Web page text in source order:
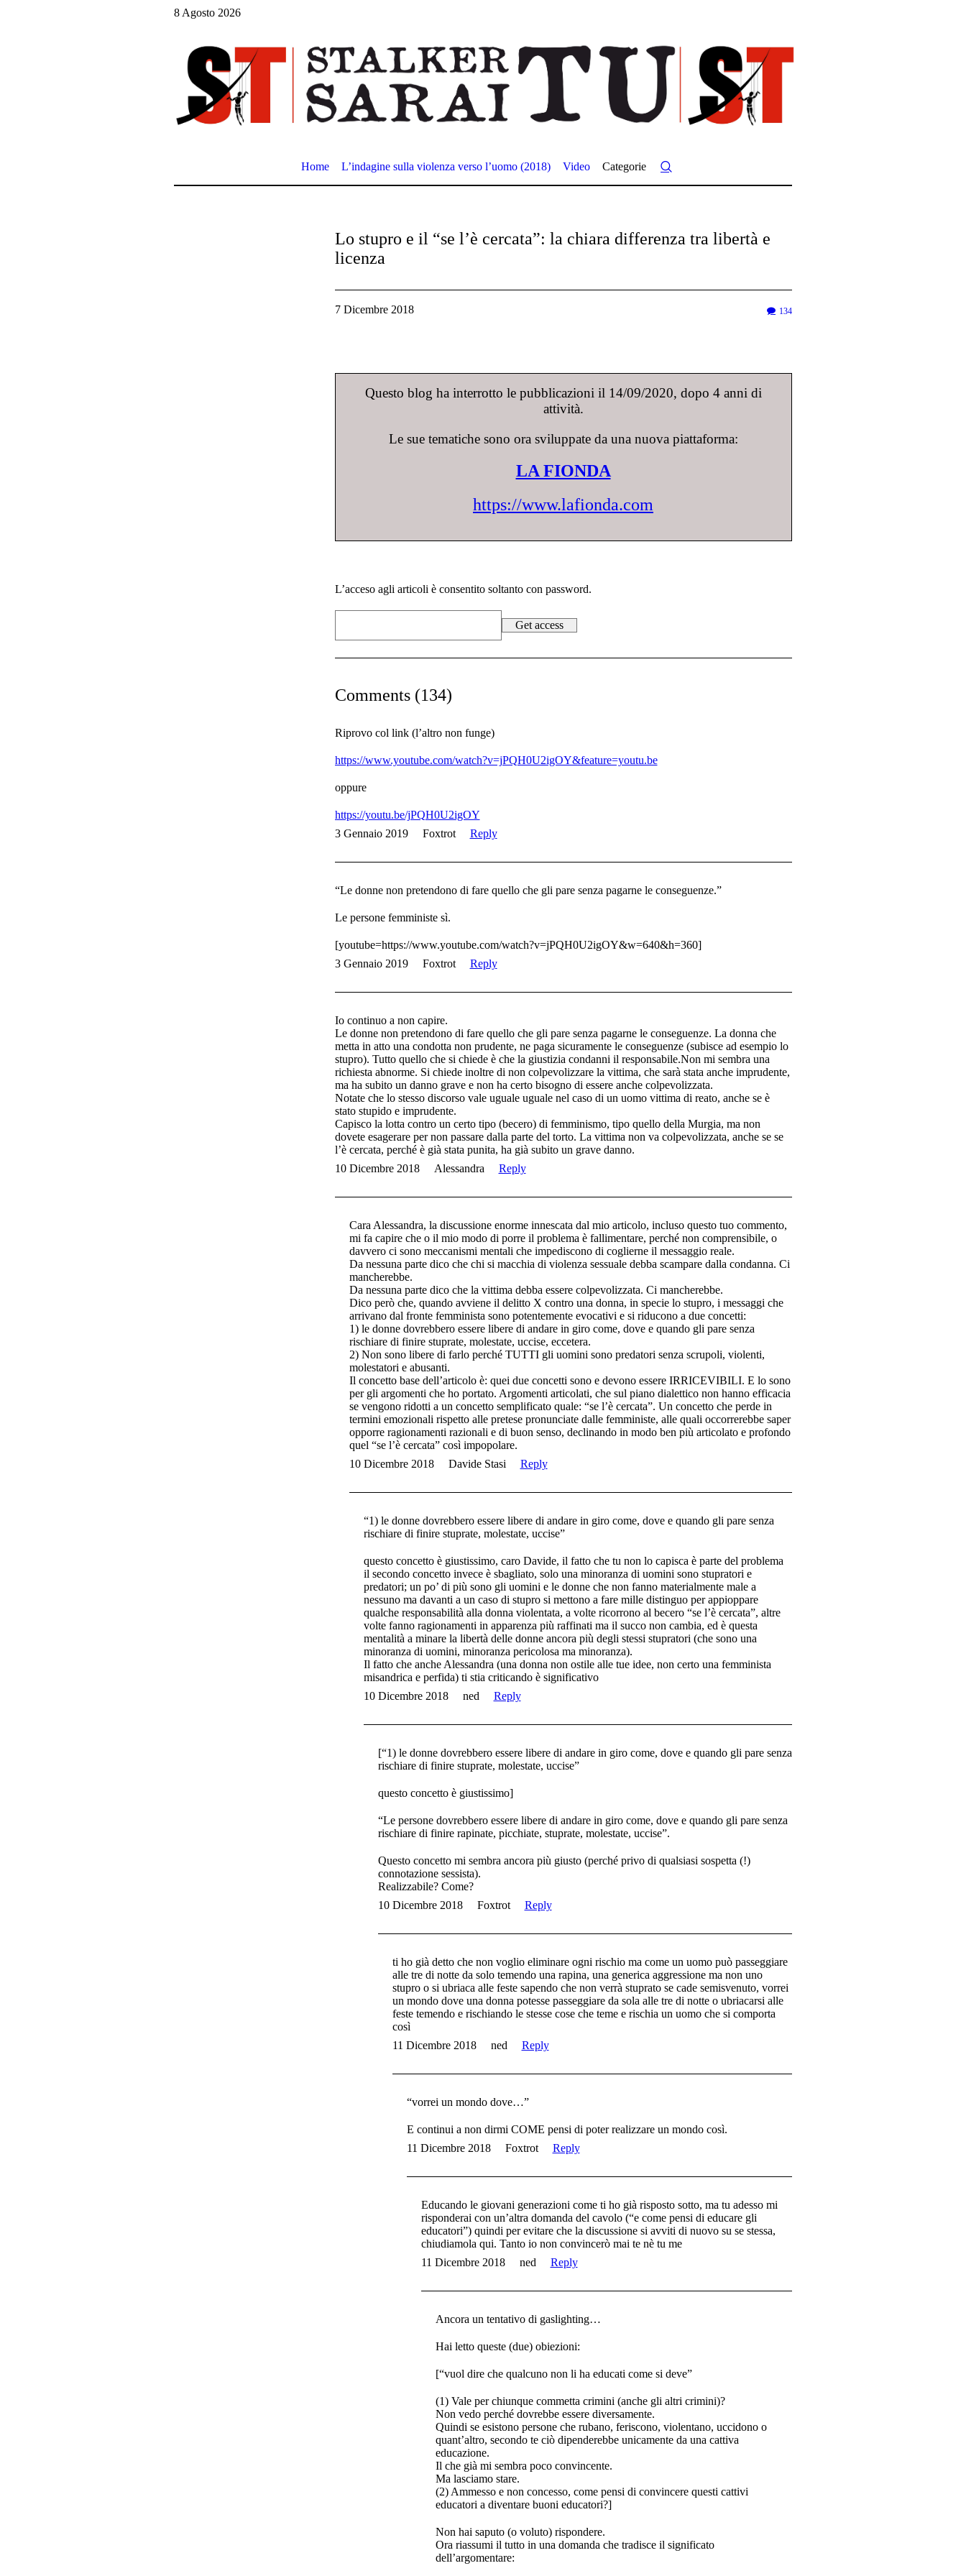
8 Agosto 2026
Home L’indagine sulla violenza verso l’uomo (2018) Video Categorie
Lo stupro e il “se l’è cercata”: la chiara differenza tra libertà e
licenza
7 Dicembre 2018 134
Questo blog ha interrotto le pubblicazioni il 14/09/2020, dopo 4 anni di
attività.
Le sue tematiche sono ora sviluppate da una nuova piattaforma:
LA FIONDA
https://www.lafionda.com
L’acceso agli articoli è consentito soltanto con password.
Comments (134)
Riprovo col link (l’altro non funge)
https://www.youtube.com/watch?v=jPQH0U2igOY&feature=youtu.be
oppure
https://youtu.be/jPQH0U2igOY
3 Gennaio 2019
Foxtrot Reply
“Le donne non pretendono di fare quello che gli pare senza pagarne le conseguenze.”
Le persone femministe sì.
[youtube=https://www.youtube.com/watch?v=jPQH0U2igOY&w=640&h=360]
3 Gennaio 2019
Foxtrot Reply
Io continuo a non capire.
Le donne non pretendono di fare quello che gli pare senza pagarne le conseguenze. La donna che
metta in atto una condotta non prudente, ne paga sicuramente le conseguenze (subisce ad esempio lo
stupro). Tutto quello che si chiede è che la giustizia condanni il responsabile.Non mi sembra una
richiesta abnorme. Si chiede inoltre di non colpevolizzare la vittima, che sarà stata anche imprudente,
ma ha subito un danno grave e non ha certo bisogno di essere anche colpevolizzata.
Notate che lo stesso discorso vale uguale uguale nel caso di un uomo vittima di reato, anche se è
stato stupido e imprudente.
Capisco la lotta contro un certo tipo (becero) di femminismo, tipo quello della Murgia, ma non
dovete esagerare per non passare dalla parte del torto. La vittima non va colpevolizzata, anche se se
l’è cercata, perché è già stata punita, ha già subito un grave danno.
10 Dicembre 2018
Alessandra Reply
Cara Alessandra, la discussione enorme innescata dal mio articolo, incluso questo tuo commento,
mi fa capire che o il mio modo di porre il problema è fallimentare, perché non comprensibile, o
davvero ci sono meccanismi mentali che impediscono di coglierne il messaggio reale.
Da nessuna parte dico che chi si macchia di violenza sessuale debba scampare dalla condanna. Ci
mancherebbe.
Da nessuna parte dico che la vittima debba essere colpevolizzata. Ci mancherebbe.
Dico però che, quando avviene il delitto X contro una donna, in specie lo stupro, i messaggi che
arrivano dal fronte femminista sono potentemente evocativi e si riducono a due concetti:
1) le donne dovrebbero essere libere di andare in giro come, dove e quando gli pare senza
rischiare di finire stuprate, molestate, uccise, eccetera.
2) Non sono libere di farlo perché TUTTI gli uomini sono predatori senza scrupoli, violenti,
molestatori e abusanti.
Il concetto base dell’articolo è: quei due concetti sono e devono essere IRRICEVIBILI. E lo sono
per gli argomenti che ho portato. Argomenti articolati, che sul piano dialettico non hanno efficacia
se vengono ridotti a un concetto semplificato quale: “se l’è cercata”. Un concetto che perde in
termini emozionali rispetto alle pretese pronunciate dalle femministe, alle quali occorrerebbe saper
opporre ragionamenti razionali e di buon senso, declinando in modo ben più articolato e profondo
quel “se l’è cercata” così impopolare.
10 Dicembre 2018
Davide Stasi Reply
“1) le donne dovrebbero essere libere di andare in giro come, dove e quando gli pare senza
rischiare di finire stuprate, molestate, uccise”
questo concetto è giustissimo, caro Davide, il fatto che tu non lo capisca è parte del problema
il secondo concetto invece è sbagliato, solo una minoranza di uomini sono stupratori e
predatori; un po’ di più sono gli uomini e le donne che non fanno materialmente male a
nessuno ma davanti a un caso di stupro si mettono a fare mille distinguo per appioppare
qualche responsabilità alla donna violentata, a volte ricorrono al becero “se l’è cercata”, altre
volte fanno ragionamenti in apparenza più raffinati ma il succo non cambia, ed è questa
mentalità a minare la libertà delle donne ancora più degli stessi stupratori (che sono una
minoranza di uomini, minoranza pericolosa ma minoranza).
Il fatto che anche Alessandra (una donna non ostile alle tue idee, non certo una femminista
misandrica e perfida) ti stia criticando è significativo
10 Dicembre 2018
ned Reply
[“1) le donne dovrebbero essere libere di andare in giro come, dove e quando gli pare senza
rischiare di finire stuprate, molestate, uccise”
questo concetto è giustissimo]
“Le persone dovrebbero essere libere di andare in giro come, dove e quando gli pare senza
rischiare di finire rapinate, picchiate, stuprate, molestate, uccise”.
Questo concetto mi sembra ancora più giusto (perché privo di qualsiasi sospetta (!)
connotazione sessista).
Realizzabile? Come?
10 Dicembre 2018
Foxtrot Reply
ti ho già detto che non voglio eliminare ogni rischio ma come un uomo può passeggiare
alle tre di notte da solo temendo una rapina, una generica aggressione ma non uno
stupro o si ubriaca alle feste sapendo che non verrà stuprato se cade semisvenuto, vorrei
un mondo dove una donna potesse passeggiare da sola alle tre di notte o ubriacarsi alle
feste temendo e rischiando le stesse cose che teme e rischia un uomo che si comporta
così
11 Dicembre 2018
ned Reply
“vorrei un mondo dove…”
E continui a non dirmi COME pensi di poter realizzare un mondo così.
11 Dicembre 2018
Foxtrot Reply
Educando le giovani generazioni come ti ho già risposto sotto, ma tu adesso mi
risponderai con un’altra domanda del cavolo (“e come pensi di educare gli
educatori”) quindi per evitare che la discussione si avviti di nuovo su se stessa,
chiudiamola qui. Tanto io non convincerò mai te nè tu me
11 Dicembre 2018
ned Reply
Ancora un tentativo di gaslighting…
Hai letto queste (due) obiezioni:
[“vuol dire che qualcuno non li ha educati come si deve”
(1) Vale per chiunque commetta crimini (anche gli altri crimini)?
Non vedo perché dovrebbe essere diversamente.
Quindi se esistono persone che rubano, feriscono, violentano, uccidono o
quant’altro, secondo te ciò dipenderebbe unicamente da una cattiva
educazione.
Il che già mi sembra poco convincente.
Ma lasciamo stare.
(2) Ammesso e non concesso, come pensi di convincere questi cattivi
educatori a diventare buoni educatori?]
Non hai saputo (o voluto) rispondere.
Ora riassumi il tutto in una domanda che tradisce il significato
dell’argomentare: